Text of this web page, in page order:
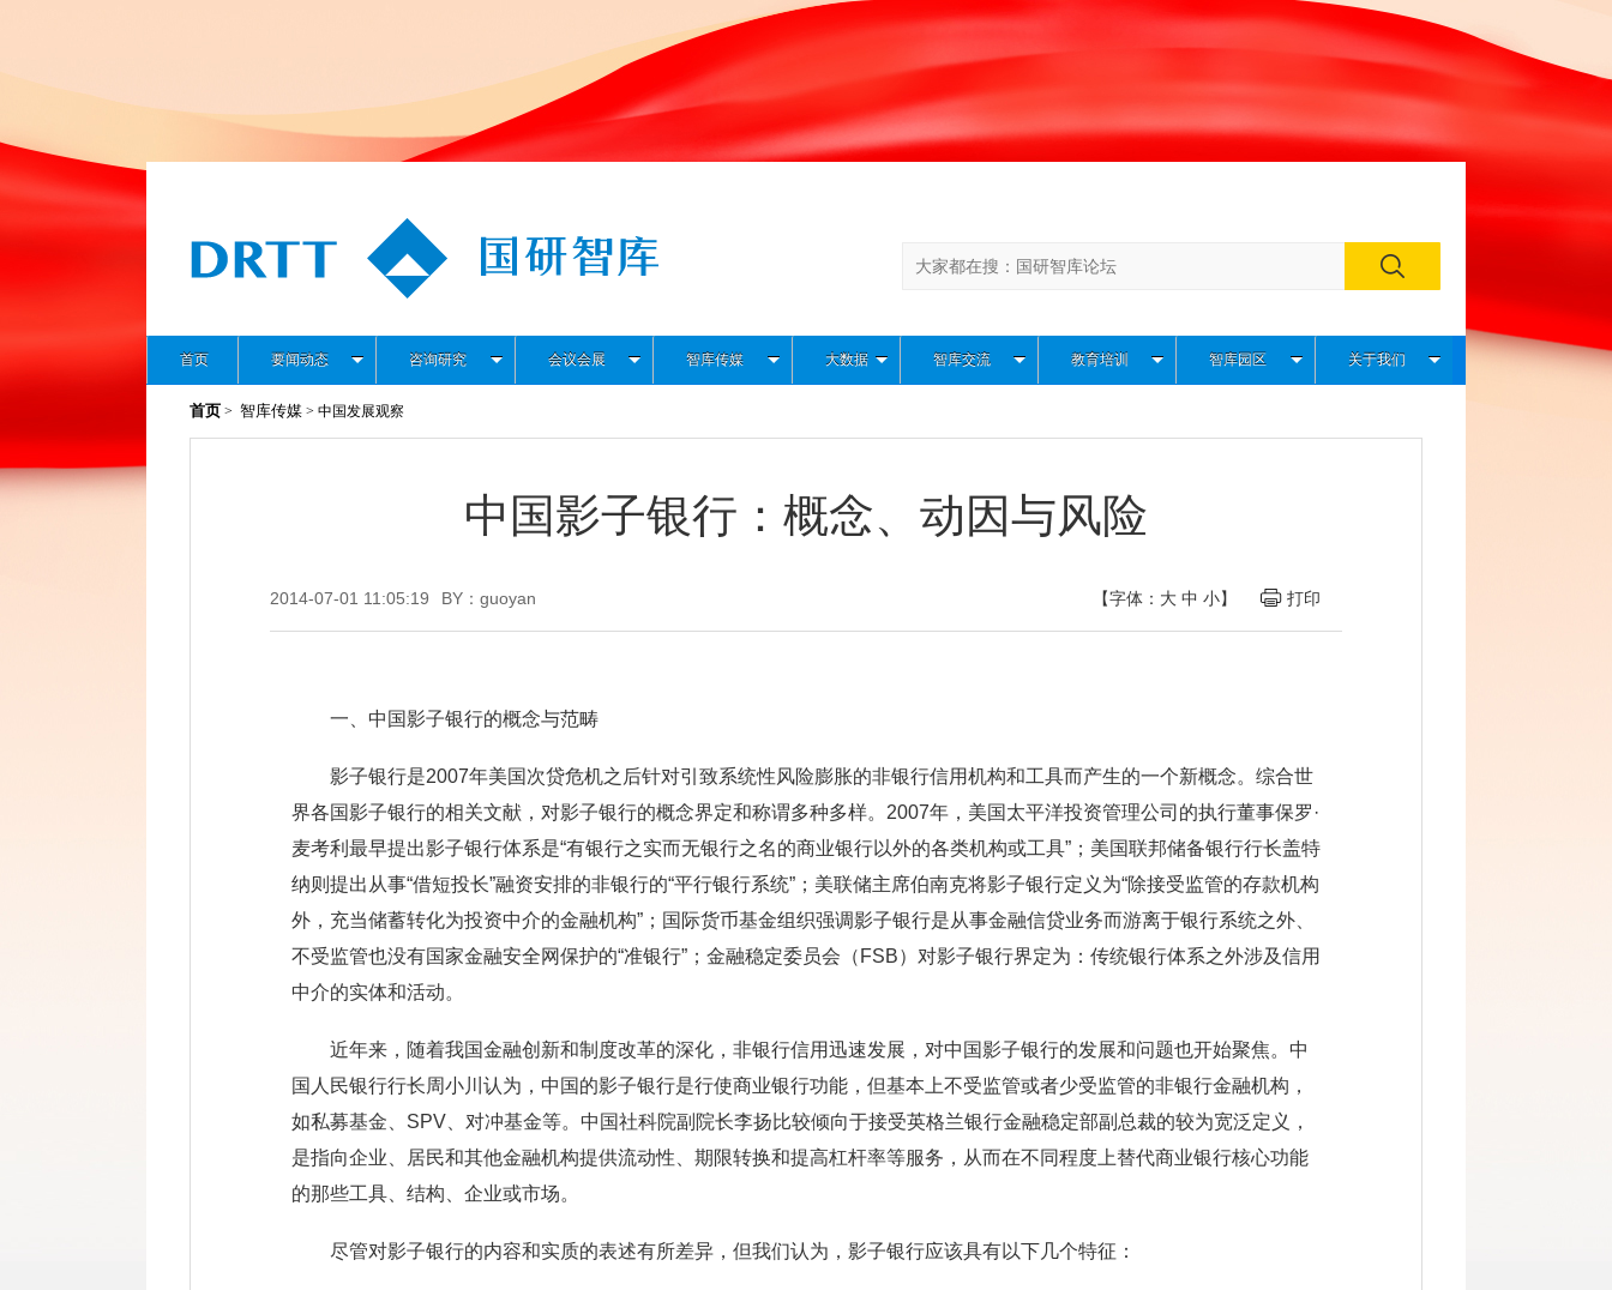
首页 要闻动态 咨询研究 会议会展 智库传媒 大数据 智库交流 教育培训 智库园区 关于我们
首页 > 智库传媒 > 中国发展观察
中国影子银行：概念、动因与风险
2014-07-01 11:05:19 BY：guoyan 【字体： 大 中 小】 打印
一、中国影子银行的概念与范畴
影子银行是2007年美国次贷危机之后针对引致系统性风险膨胀的非银行信用机构和工具而产生的一个新概念。综合世
界各国影子银行的相关文献，对影子银行的概念界定和称谓多种多样。2007年，美国太平洋投资管理公司的执行董事保罗·
麦考利最早提出影子银行体系是“有银行之实而无银行之名的商业银行以外的各类机构或工具”；美国联邦储备银行行长盖特
纳则提出从事“借短投长”融资安排的非银行的“平行银行系统”；美联储主席伯南克将影子银行定义为“除接受监管的存款机构
外，充当储蓄转化为投资中介的金融机构”；国际货币基金组织强调影子银行是从事金融信贷业务而游离于银行系统之外、
不受监管也没有国家金融安全网保护的“准银行”；金融稳定委员会（FSB）对影子银行界定为：传统银行体系之外涉及信用
中介的实体和活动。
近年来，随着我国金融创新和制度改革的深化，非银行信用迅速发展，对中国影子银行的发展和问题也开始聚焦。中
国人民银行行长周小川认为，中国的影子银行是行使商业银行功能，但基本上不受监管或者少受监管的非银行金融机构，
如私募基金、SPV、对冲基金等。中国社科院副院长李扬比较倾向于接受英格兰银行金融稳定部副总裁的较为宽泛定义，
是指向企业、居民和其他金融机构提供流动性、期限转换和提高杠杆率等服务，从而在不同程度上替代商业银行核心功能
的那些工具、结构、企业或市场。
尽管对影子银行的内容和实质的表述有所差异，但我们认为，影子银行应该具有以下几个特征：